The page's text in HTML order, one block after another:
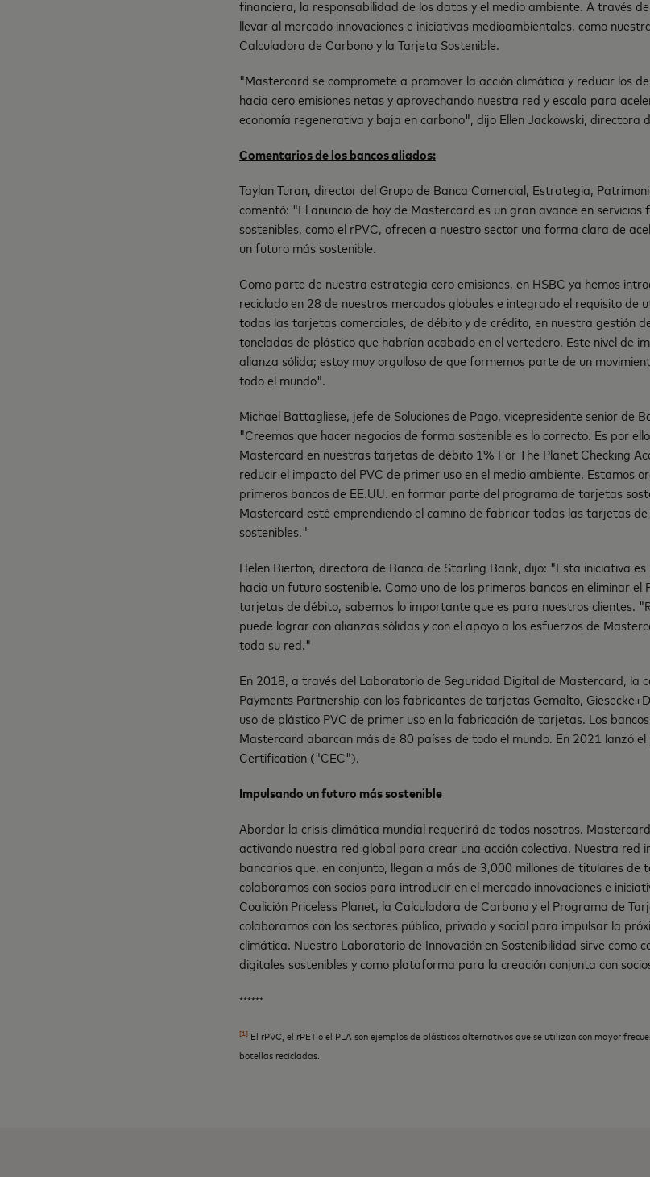
financiera, la responsabilidad de los datos y el medio ambiente. A través
llevar al mercado innovaciones e iniciativas medioambientales, como
Calculadora de Carbono y la Tarjeta Sostenible.
"Mastercard se compromete a promover la acción climática y reducir los
hacia cero emisiones netas y aprovechando nuestra red y escala para
economía regenerativa y baja en carbono", dijo Ellen Jackowski, directora
Comentarios de los bancos aliados:
Taylan Turan, director del Grupo de Banca Comercial, Estrategia,
comentó: "El anuncio de hoy de Mastercard es un gran avance en servicios
sostenibles, como el rPVC, ofrecen a nuestro sector una forma clara de
un futuro más sostenible.
Como parte de nuestra estrategia cero emisiones, en HSBC ya hemos
reciclado en 28 de nuestros mercados globales e integrado el requisito de
todas las tarjetas comerciales, de débito y de crédito, en nuestra gestión
toneladas de plástico que habrían acabado en el vertedero. Este nivel de
alianza sólida; estoy muy orgulloso de que formemos parte de un
todo el mundo".
Michael Battagliese, jefe de Soluciones de Pago, vicepresidente senior de
"Creemos que hacer negocios de forma sostenible es lo correcto. Es por
Mastercard en nuestras tarjetas de débito 1% For The Planet Checking
reducir el impacto del PVC de primer uso en el medio ambiente. Estamos
primeros bancos de EE.UU. en formar parte del programa de tarjetas
Mastercard esté emprendiendo el camino de fabricar todas las tarjetas
sostenibles."
Helen Bierton, directora de Banca de Starling Bank, dijo: "Esta iniciativa es
hacia un futuro sostenible. Como uno de los primeros bancos en eliminar
tarjetas de débito, sabemos lo importante que es para nuestros clientes.
puede lograr con alianzas sólidas y con el apoyo a los esfuerzos de
toda su red."
En 2018, a través del Laboratorio de Seguridad Digital de Mastercard, la
Payments Partnership con los fabricantes de tarjetas Gemalto,
uso de plástico PVC de primer uso en la fabricación de tarjetas. Los
Mastercard abarcan más de 80 países de todo el mundo. En 2021 lanzó
Certification ("CEC").
Impulsando un futuro más sostenible
Abordar la crisis climática mundial requerirá de todos nosotros.
activando nuestra red global para crear una acción colectiva. Nuestra red
bancarios que, en conjunto, llegan a más de 3,000 millones de titulares
colaboramos con socios para introducir en el mercado innovaciones e
Coalición Priceless Planet, la Calculadora de Carbono y el Programa de
colaboramos con los sectores público, privado y social para impulsar la
climática. Nuestro Laboratorio de Innovación en Sostenibilidad sirve como
digitales sostenibles y como plataforma para la creación conjunta con
******
[1] El rPVC, el rPET o el PLA son ejemplos de plásticos alternativos que se utilizan con mayor
botellas recicladas.